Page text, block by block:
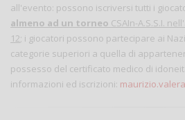
all'evento: possono iscriversi tutti i
almeno ad un torneo CSAIn-A.S.S.I.
12; i giocatori possono partecipare ai
categorie superiori a quella di
possesso del certificato medico di
informazioni ed iscrizioni: